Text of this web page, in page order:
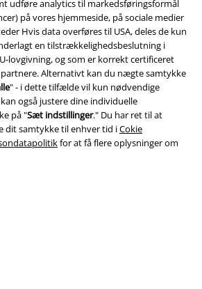
udføre analytics til markedsføringsformål
på vores hjemmeside, på sociale medier
Hvis data overføres til USA, deles de kun
en tilstrækkelighedsbeslutning i
lovgivning, og som er korrekt certificeret
partnere. Alternativt kan du nægte samtykke
" - i dette tilfælde vil kun nødvendige
også justere dine individuelle
på "Sæt indstillinger." Du har ret til at
dit samtykke til enhver tid iCokie
for at få flere oplysninger om
miljøbeskyttelse